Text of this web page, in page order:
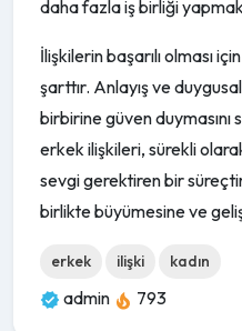
daha fazla iş birliği
İlişkilerin başarılı olması
şarttır. Anlayış ve
birbirine güven duymasını
erkek ilişkileri, sürekli
sevgi gerektiren bir
birlikte büyümesine ve
erkek ilişki kadın
admin 793